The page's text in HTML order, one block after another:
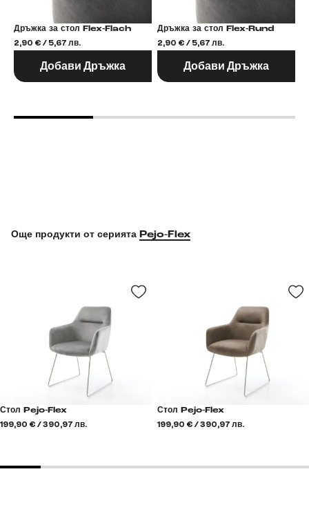
Дръжка за стол Flex-Flach
2,90 € / 5,67 лв.
Добави Дръжка
Дръжка за стол Flex-Rund
2,90 € / 5,67 лв.
Добави Дръжка
Още продукти от серията Pejo-Flex
Стол Pejo-Flex
199,90 € / 390,97 лв.
Стол Pejo-Flex
199,90 € / 390,97 лв.